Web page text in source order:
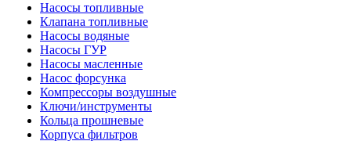
Насосы топливные
Клапана топливные
Насосы водяные
Насосы ГУР
Насосы масленные
Насос форсунка
Компрессоры воздушные
Ключи/инструменты
Кольца прошневые
Корпуса фильтров